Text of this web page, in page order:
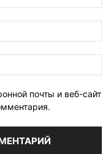
почты и веб-сайт